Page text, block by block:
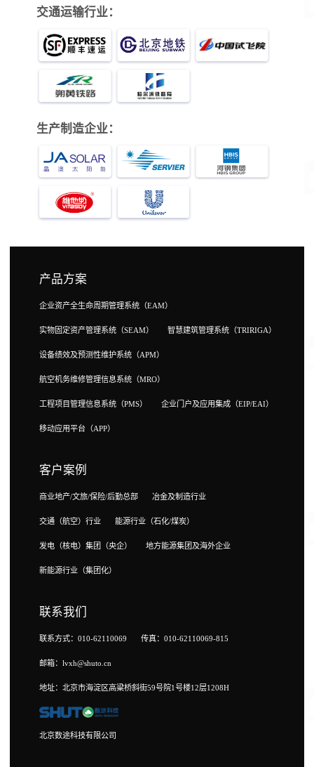
交通运输行业：
生产制造企业：
产品方案
企业资产全生命周期管理系统（EAM）
实物固定资产管理系统（SEAM） 智慧建筑管理系统（TRIRIGA）
设备绩效及预测性维护系统（APM）
航空机务维修管理信息系统（MRO）
工程项目管理信息系统（PMS） 企业门户及应用集成（EIP/EAI）
移动应用平台（APP）
客户案例
商业地产/文旅/保险/后勤总部 冶金及制造行业
交通（航空）行业 能源行业（石化/煤炭）
发电（核电）集团（央企） 地方能源集团及海外企业
新能源行业（集团化）
联系我们
联系方式：010-62110069 传真：010-62110069-815
邮箱：lvxh@shuto.cn
地址：北京市海淀区高粱桥斜街59号院1号楼12层1208H
北京数途科技有限公司